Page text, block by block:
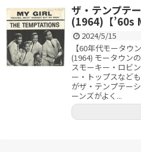
ザ・テンプテ
(1964)【’60s
2024/5/15
【60年代モータウ
(1964) モータウン
スモーキー・ロビ
ー・トップスなど
がザ・テンプテー
ーンズがよく...